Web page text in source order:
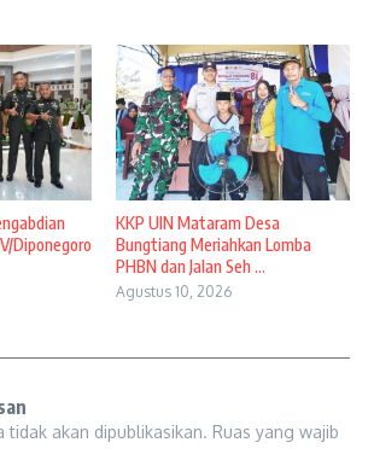
Diponegoro
KKP UIN Mataram Desa
Bungtiang Meriahkan Lomba
PHBN dan Jalan Seh ...
Agustus 10, 2026
tidak akan dipublikasikan. Ruas yang wajib